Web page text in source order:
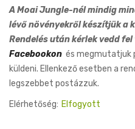
A Moai Jungle-nél mindig
lévő növényekről készítjük a
Rendelés után kérlek vedd
Facebookon és megmutatjuk
küldeni. Ellenkező esetben a
legszebbet postázzuk.
Elérhetőség: Elfogyott